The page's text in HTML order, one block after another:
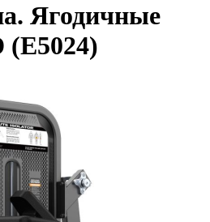
Ягодичные
(E5024)